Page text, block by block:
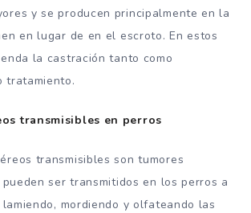
y se producen principalmente en la
en lugar de en el escroto. En estos
la castración tanto como
tratamiento.
transmisibles en perros
transmisibles son tumores
ser transmitidos en los perros a
mordiendo y olfateando las